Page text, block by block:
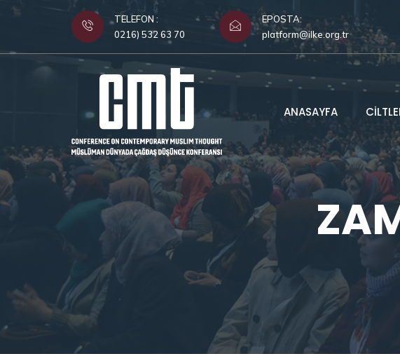
TELEFON :
0216) 532 63 70
EPOSTA:
platform@ilke.org.tr
ANASAYFA